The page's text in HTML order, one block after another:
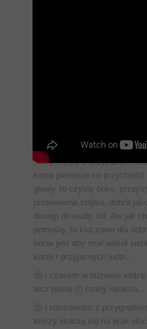
Kiedy myślę o przyjaznym
konia pierwsze co przychodzi
głowy, to czysty boks,
przewiewna stajnia, dobra
dostęp do wody, itd. Ale jak
pomyślę, to kluczowe dla
konie jest aby miał wokół
konie i przyjaznych ludzi…
🤔 I czasem w biznesie widzę
lecz puste (!) strefy relaksu…
🤔 I rozmawiam z
którzy skarżą się na brak